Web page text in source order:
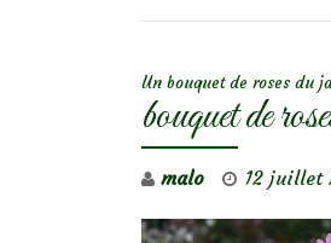
Un bouquet de roses du
bouquet de
malo 12 juillet